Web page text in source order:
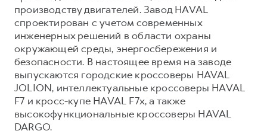
производству двигателей. Завод HAVAL
спроектирован с учетом современных
инженерных решений в области охраны
окружающей среды, энергосбережения и
безопасности. В настоящее время на заводе
выпускаются городские кроссоверы HAVAL
JOLION, интеллектуальные кроссоверы HAVAL
F7 и кросс-купе HAVAL F7x, а также
высокофункциональные кроссоверы HAVAL
DARGO.